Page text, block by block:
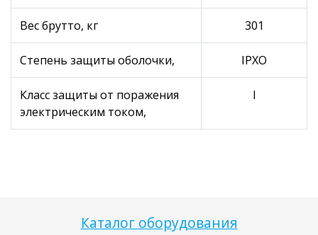
Каталог оборудования
Вес брутто, кг 301
Степень защиты оболочки, IPXO
Класс защиты от поражения
электрическим током,
I